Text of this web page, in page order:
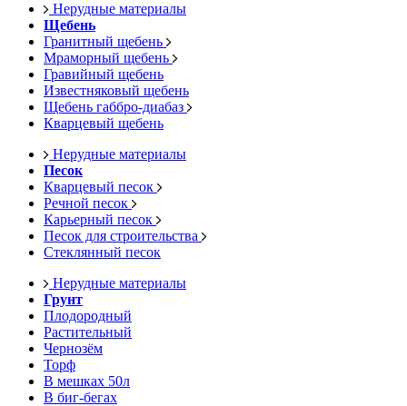
Нерудные материалы
Щебень
Гранитный щебень
Мраморный щебень
Гравийный щебень
Известняковый щебень
Щебень габбро-диабаз
Кварцевый щебень
Нерудные материалы
Песок
Кварцевый песок
Речной песок
Карьерный песок
Песок для строительства
Стеклянный песок
Нерудные материалы
Грунт
Плодородный
Растительный
Чернозём
Торф
В мешках 50л
В биг-бегах